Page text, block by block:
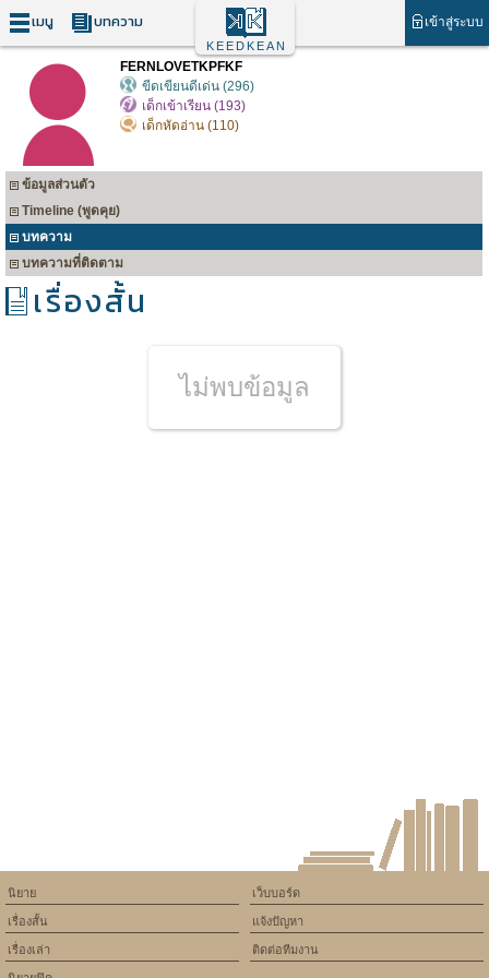
เมนู บทความ เข้าสู่ระบบ
KEEDKEAN
FERNLOVETKPFKF
ขีดเขียนดีเด่น (296)
เด็กเข้าเรียน (193)
เด็กหัดอ่าน (110)
ข้อมูลส่วนตัว
Timeline (พูดคุย)
บทความ
บทความที่ติดตาม
เรื่องสั้น
ไม่พบข้อมูล
เว็บบอร์ด
แจ้งปัญหา
ติดต่อทีมงาน
นิยาย
เรื่องสั้น
เรื่องเล่า